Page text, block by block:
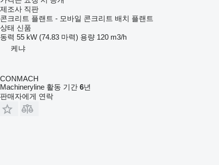
제조사 직판
콘크리트 플랜트 - 모바일 콘크리트 배치 플랜트
상태 신품
동력 55 kW (74.83 마력) 용량 120 m3/h
케냐
CONMACH
Machineryline 활동 기간 6년
판매자에게 연락